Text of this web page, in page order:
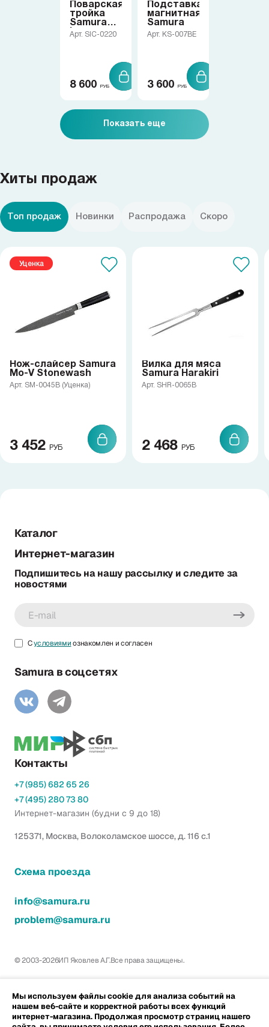
Поварская
тройка
Samura
Ice
Арт. SIC-0220
8 600 РУБ
Подставка
магнитная
Samura
Арт. KS-007BE
3 600 РУБ
Показать еще
Хиты продаж
Топ продаж Новинки Распродажа Скоро
Уценка
Нож-слайсер Samura
Mo-V Stonewash
Арт. SM-0045B (Уценка)
3 452 РУБ
Вилка для мяса
Samura Harakiri
Арт. SHR-0065B
2 468 РУБ
Каталог
Интернет-магазин
Подпишитесь на нашу рассылку и следите за
новостями
Сусловиямиознакомлен и согласен
Samura в соцсетях
Контакты
+7 (985) 682 65 26
+7 (495) 280 73 80
Интернет-магазин (будни с 9 до 18)
125371, Москва, Волоколамское шоссе, д. 116 с.1
Схема проезда
info@samura.ru
problem@samura.ru
© 2003-2026ИП Яковлев А.Г.Все права защищены.
Мы используем файлы cookie для анализа событий на
нашем веб-сайте и корректной работы всех функций
интернет-магазина. Продолжая просмотр страниц нашего